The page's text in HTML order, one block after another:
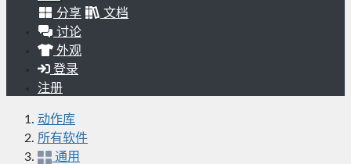
分享
文档
讨论
外观
登录
注册
动作库
所有软件
通用